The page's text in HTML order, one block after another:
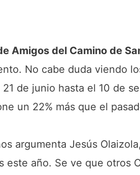
Amigos del Camino de
No cabe duda viendo
de junio hasta el 10 de
un 22% más que el
argumenta Jesús
año. Se ve que otros